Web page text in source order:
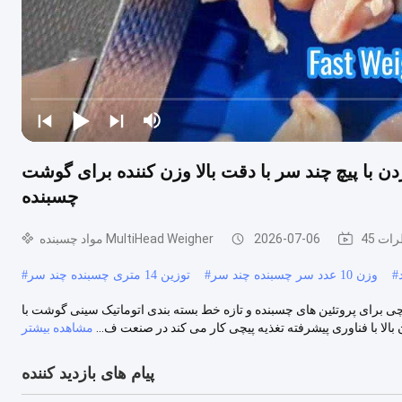
با پیچ چند سر با دقت بالا وزن کننده برای گوشت
چسبنده
مواد چسبنده MultiHead Weigher 2026-07-06
# توزین 14 متری چسبنده چند سر # وزن 10 عدد سر چسبنده چند سر #
برای پروتئین های چسبنده و تازه خط بسته بندی اتوماتیک سینی گوشت با
بالا با فناوری پیشرفته تغذیه پیچی کار می کند در صنعت ف...
مشاهده بیشتر
پیام های بازدید کننده